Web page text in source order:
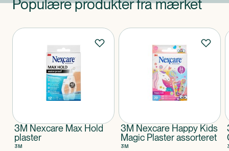
Populære produkter fra mærket
Produkter
3M Nexcare Max Hold
plaster
3M
3M Nexcare Happy Kids
Magic Plaster assorteret
3M